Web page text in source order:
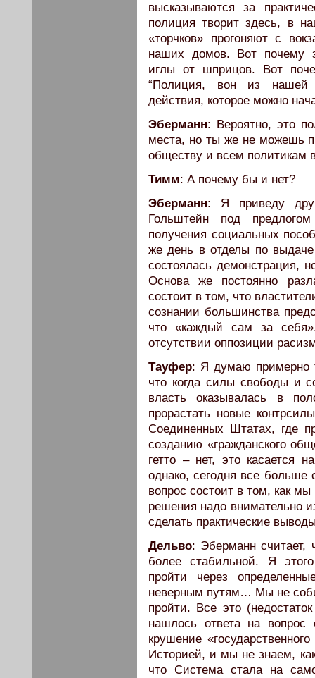
высказываются за
полиция творит здесь, в
«торчков» прогоняют с
наших домов. Вот почему
иглы от шприцов. Вот
“Полиция, вон из нашей
действия, которое можно
Эберманн: Вероятно, это
места, но ты же не можешь
обществу и всем политикам
Тимм: А почему бы и нет?
Эберманн: Я приведу
Гольштейн под
получения социальных
же день в отделы по выдаче
состоялась демонстрация,
Основа же постоянно
состоит в том, что
сознании большинства
что «каждый сам за
отсутствии оппозиции
Тауфер: Я думаю примерно
что когда силы свободы и
власть оказывалась в
прорастать новые
Соединенных Штатах, где
созданию «гражданского
гетто – нет, это касается
однако, сегодня все больше
вопрос состоит в том, как
решения надо внимательно
сделать практические
Дельво: Эберманн считает,
более стабильной. Я
пройти через
неверным путям… Мы не
пройти. Все это
нашлось ответа на вопрос
крушение
Историей, и мы не знаем,
что Система стала на